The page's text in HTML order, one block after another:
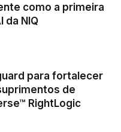
como a primeira
da NIQ
para fortalecer
de
RightLogic